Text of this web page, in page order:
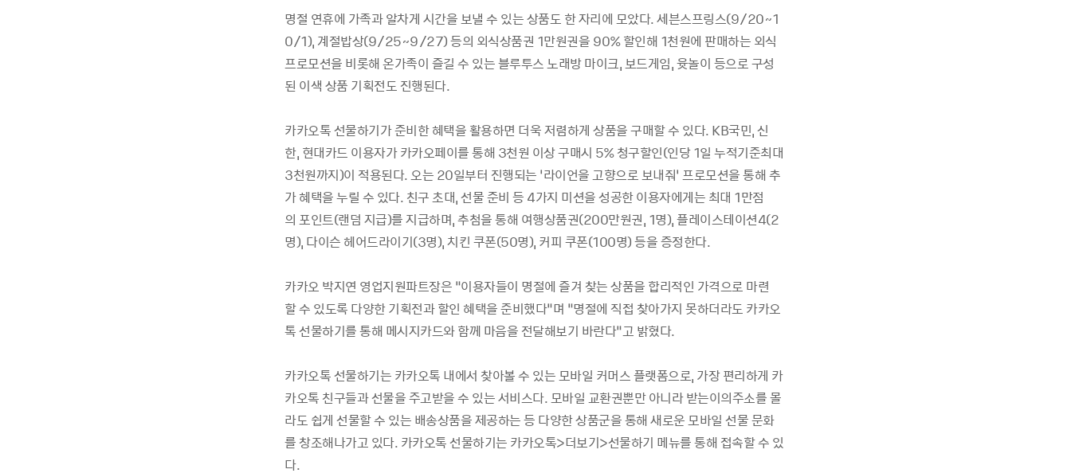
명절 연휴에 가족과 알차게 시간을보낼 수 있는상품도 한자리에 모았다.세븐스프링스(9/20~1
0/1), 계절밥상(9/25~9/27)등의 외식상품권 1만원권을 90%할인해 1천원에 판매하는 외식
프로모션을 비롯해온가족이 즐길 수 있는블루투스노래방마이크,보드게임,윳놀이 등으로구성
된 이색 상품 기획전도 진행된다.
카카오톡선물하기가준비한 혜택을활용하면 더욱저렴하게 상품을구매할수 있다. KB국민,신
한, 현대카드 이용자가 카카오페이를통해 3천원 이상구매시 5%청구할인(인당1일 누적기준최대
3천원까지)이 적용된다.오는 20일부터 진행되는 ‘라이언을고향으로보내줘’ 프로모션을통해추
가혜택을누릴 수 있다. 친구초대,선물준비 등 4가지 미션을성공한이용자에게는 최대 1만점
의 포인트(랜덤 지급)를지급하며,추첨을통해 여행상품권(200만원권, 1명),플레이스테이션4(2
명), 다이슨 헤어드라이기(3명),치킨 쿠폰(50명), 커피 쿠폰(100명)등을증정한다.
카카오 박지연 영업지원파트장은 ”이용자들이 명절에 즐겨 찾는상품을 합리적인 가격으로 마련
할수 있도록 다양한기획전과 할인 혜택을준비했다”며 “명절에 직접 찾아가지 못하더라도 카카오
톡선물하기를통해 메시지카드와함께 마음을 전달해보기 바란다”고 밝혔다.
카카오톡선물하기는 카카오톡 내에서 찾아볼수 있는모바일 커머스플랫폼으로, 가장 편리하게 카
카오톡 친구들과선물을주고받을수 있는서비스다.모바일 교환권뿐만 아니라 받는이의주소를몰
라도 쉽게 선물할수 있는 배송상품을제공하는등 다양한상품군을통해새로운모바일 선물문화
를 창조해나가고 있다. 카카오톡선물하기는 카카오톡>더보기>선물하기 메뉴를통해 접속할수 있
다.